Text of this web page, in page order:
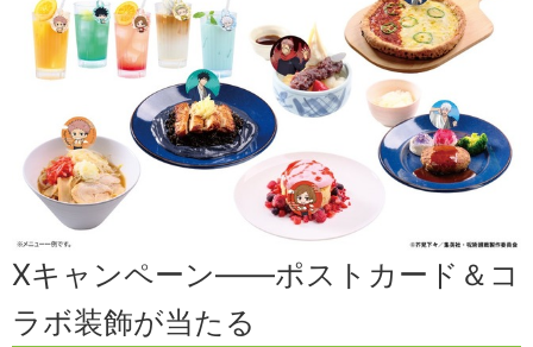
Xキャンペーン——ポストカード＆コ
ラボ装飾が当たる